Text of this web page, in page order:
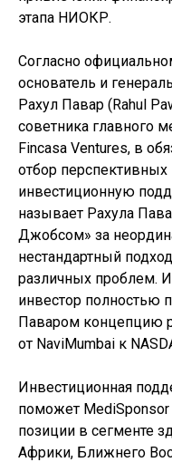
этапа НИОКР.
Согласно
основатель и
Рахул Павар (Rahul
советника главного
Fincasa Ventures, в
отбор перспективных
инвестиционную
называет Рахула
Джобсом» за
нестандартный
различных проблем.
инвестор полностью
Паваром концепцию
от NaviMumbai к
Инвестиционная
поможет
позиции в сегменте
Африки, Ближнего